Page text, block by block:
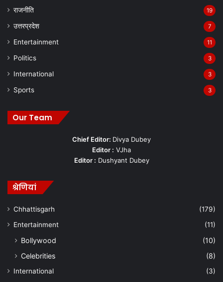
राजनीति 19
उत्तरप्रदेश 7
Entertainment 11
Politics 3
International 3
Sports 3
Our Team
Chief Editor: Divya Dubey
Editor : VJha
Editor : Dushyant Dubey
श्रेणियां
Chhattisgarh
(179)
Entertainment
(11)
Bollywood
(10)
Celebrities
(8)
International
(3)